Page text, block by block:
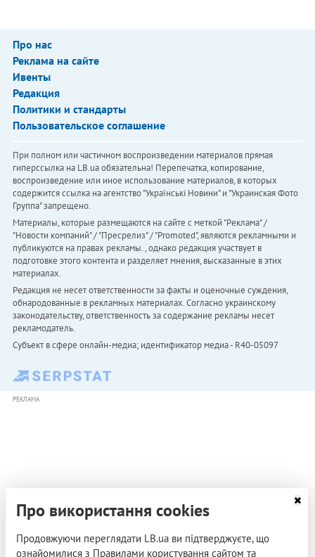
Про нас
Реклама на сайте
Ивенты
Редакция
Политики и стандарты
Пользовательское соглашение
При полном или частичном воспроизведении материалов прямая
гиперссылка на LB.ua обязательна! Перепечатка, копирование,
воспроизведение или иное использование материалов, в которых
содержится ссылка на агентство "Українськi Новини" и "Украинская Фото
Группа" запрещено.
Материалы, которые размещаются на сайте с меткой "Реклама" /
"Новости компаний" / "Пресрелиз" / "Promoted", являются рекламными и
публикуются на правах рекламы. , однако редакция участвует в
подготовке этого контента и разделяет мнения, высказанные в этих
материалах.
Редакция не несет ответственности за факты и оценочные суждения,
обнародованные в рекламных материалах. Согласно украинскому
законодательству, ответственность за содержание рекламы несет
рекламодатель.
Субъект в сфере онлайн-медиа; идентификатор медиа - R40-05097
РЕКЛАМА
Про використання cookies
Продовжуючи переглядати LB.ua ви підтверджуєте, що
ознайомилися з Правилами користування сайтом та